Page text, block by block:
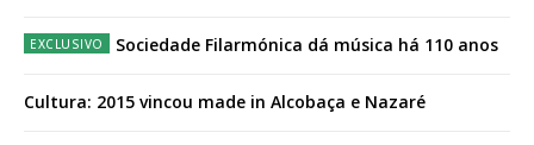
Sociedade Filarmónica dá música há 110 anos
Cultura: 2015 vincou made in Alcobaça e Nazaré